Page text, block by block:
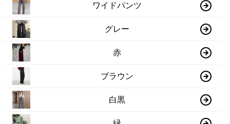
ワイドパンツ
グレー
赤
ブラウン
白黒